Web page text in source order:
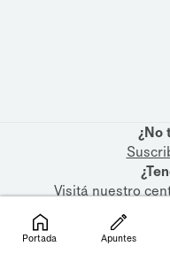
¿No
Visitá nuestro
Portada Apuntes